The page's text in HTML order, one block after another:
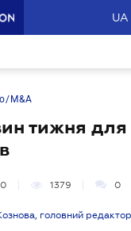
UA
M&A
тижня для
1379 0
головний редактор